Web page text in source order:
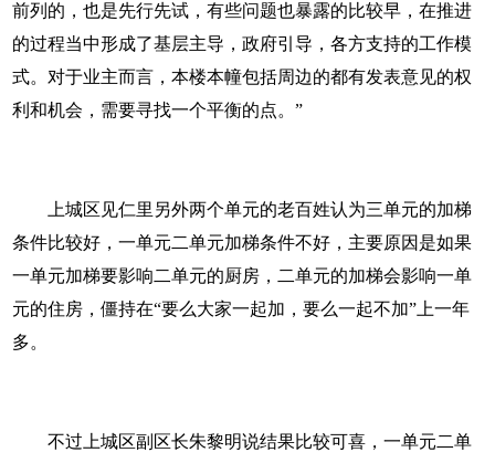
前列的，也是先行先试，有些问题也暴露的比较早，在推进
的过程当中形成了基层主导，政府引导，各方支持的工作模
式。对于业主而言，本楼本幢包括周边的都有发表意见的权
利和机会，需要寻找一个平衡的点。”
上城区见仁里另外两个单元的老百姓认为三单元的加梯
条件比较好，一单元二单元加梯条件不好，主要原因是如果
一单元加梯要影响二单元的厨房，二单元的加梯会影响一单
元的住房，僵持在“要么大家一起加，要么一起不加”上一年
多。
不过上城区副区长朱黎明说结果比较可喜，一单元二单